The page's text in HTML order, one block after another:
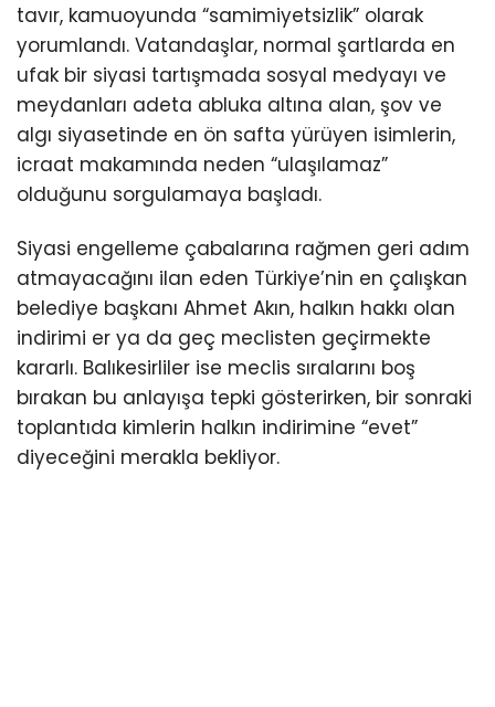
tavır, kamuoyunda “samimiyetsizlik” olarak
yorumlandı. Vatandaşlar, normal şartlarda en
ufak bir siyasi tartışmada sosyal medyayı ve
meydanları adeta abluka altına alan, şov ve
algı siyasetinde en ön safta yürüyen isimlerin,
icraat makamında neden “ulaşılamaz”
olduğunu sorgulamaya başladı.
Siyasi engelleme çabalarına rağmen geri adım
atmayacağını ilan eden Türkiye’nin en çalışkan
belediye başkanı Ahmet Akın, halkın hakkı olan
indirimi er ya da geç meclisten geçirmekte
kararlı. Balıkesirliler ise meclis sıralarını boş
bırakan bu anlayışa tepki gösterirken, bir sonraki
toplantıda kimlerin halkın indirimine “evet”
diyeceğini merakla bekliyor.